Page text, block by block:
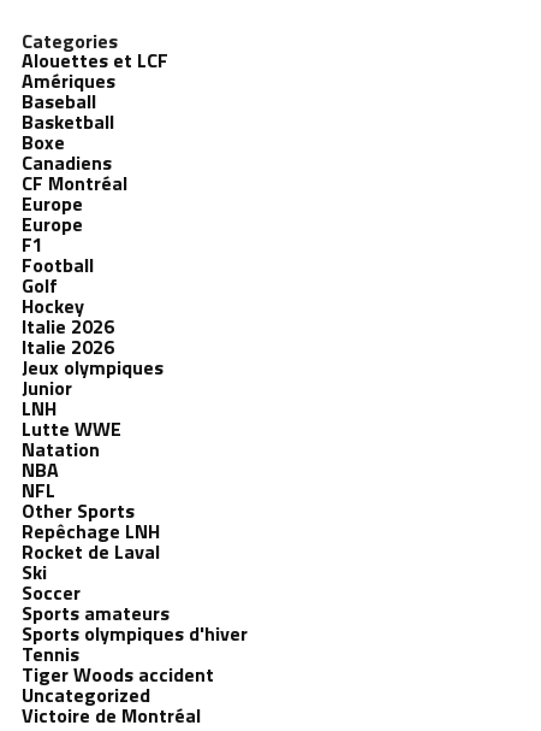
Categories
Alouettes et LCF
Amériques
Baseball
Basketball
Boxe
Canadiens
CF Montréal
Europe
Europe
F1
Football
Golf
Hockey
Italie 2026
Italie 2026
Jeux olympiques
Junior
LNH
Lutte WWE
Natation
NBA
NFL
Other Sports
Repêchage LNH
Rocket de Laval
Ski
Soccer
Sports amateurs
Sports olympiques d'hiver
Tennis
Tiger Woods accident
Uncategorized
Victoire de Montréal